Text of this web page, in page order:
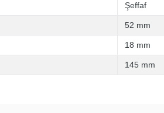
Şeffaf
52 mm
18 mm
145 mm